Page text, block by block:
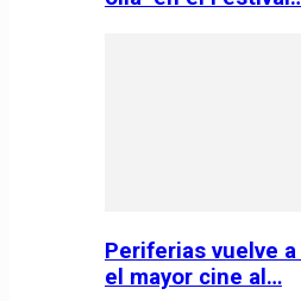
Periferias vuelve
el mayor cine al…